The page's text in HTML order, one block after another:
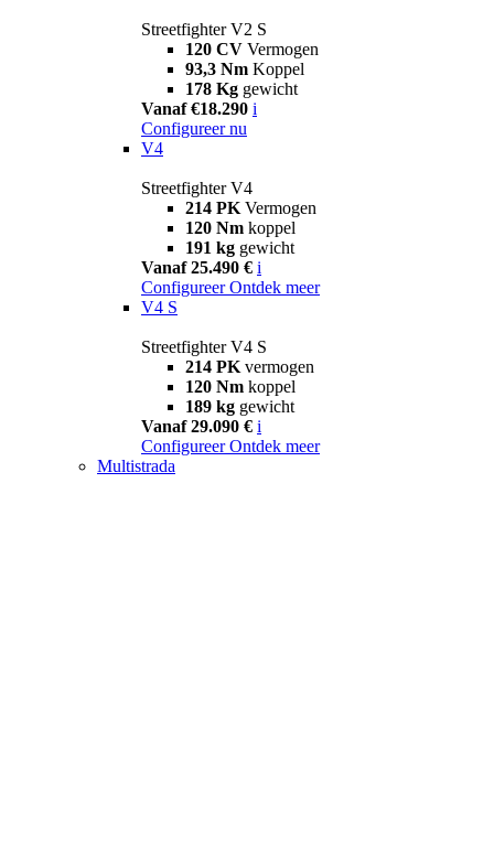
Streetfighter V2 S
120 CV Vermogen
93,3 Nm Koppel
178 Kg gewicht
Vanaf €18.290 i
Configureer nu
V4
Streetfighter V4
214 PK Vermogen
120 Nm koppel
191 kg gewicht
Vanaf 25.490 € i
Configureer Ontdek meer
V4 S
Streetfighter V4 S
214 PK vermogen
120 Nm koppel
189 kg gewicht
Vanaf 29.090 € i
Configureer Ontdek meer
Multistrada